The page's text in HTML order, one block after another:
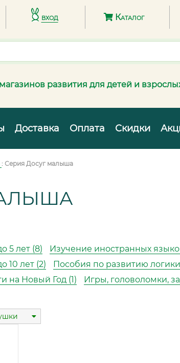
вход Каталог
развития для детей и
Доставка Оплата Скидки
: Серия Досуг малыша
5 лет (8) Изучение иностранных
10 лет (2)
Пособия по развитию
на Новый Год (1)
Игры, головоломки,